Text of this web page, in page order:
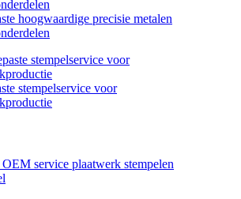
hoogwaardige precisie metalen
stempelservice voor